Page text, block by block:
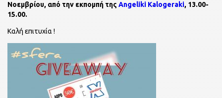
Νοεμβρίου, από την εκπομπή της Angeliki Kalogeraki, 13.00-
15.00.
Καλή επιτυχία !